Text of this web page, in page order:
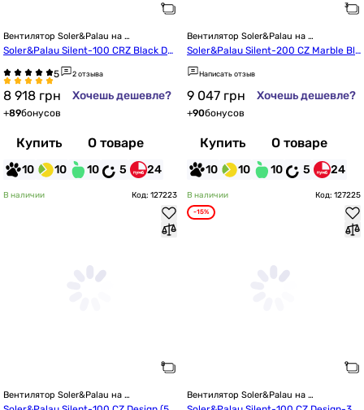
Вентилятор Soler&Palau на
подшипниках
Soler&Palau Silent-100 CRZ Black De
2 отзыва
8 918 грн Хочешь дешевле?
+89бонусов
Купить О товаре
10 10 10 5 24
Вентилятор Soler&Palau на
подшипниках
Soler&Palau Silent-200 CZ Marble Bla
ck Design-4C (5210626100)
Написать отзыв
9 047 грн Хочешь дешевле?
+90бонусов
Купить О товаре
10 10 10 5 24
В наличии Код: 127223
Вентилятор Soler&Palau на
В наличии Код: 127225
-15%
Вентилятор Soler&Palau на